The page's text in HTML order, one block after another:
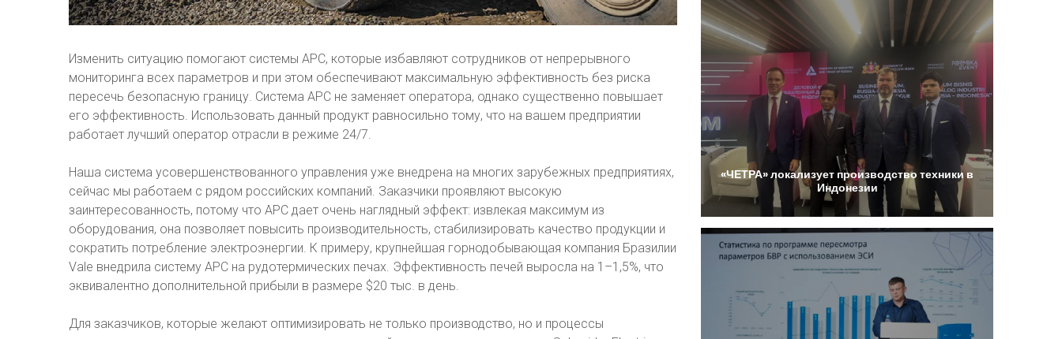
Изменить ситуацию помогают системы APC, которые избавляют сотрудников от непрерывного
мониторинга всех параметров и при этом обеспечивают максимальную эффективность без риска
пересечь безопасную границу. Система APC не заменяет оператора, однако существенно повышает
его эффективность. Использовать данный продукт равносильно тому, что на вашем предприятии
работает лучший оператор отрасли в режиме 24/7.
Наша система усовершенствованного управления уже внедрена на многих зарубежных предприятиях,
сейчас мы работаем с рядом российских компаний. Заказчики проявляют высокую
заинтересованность, потому что APC дает очень наглядный эффект: извлекая максимум из
оборудования, она позволяет повысить производительность, стабилизировать качество продукции и
сократить потребление электроэнергии. К примеру, крупнейшая горнодобывающая компания Бразилии
Vale внедрила систему АРС на рудотермических печах. Эффективность печей выросла на 1–1,5%, что
эквивалентно дополнительной прибыли в размере $20 тыс. в день.
Для заказчиков, которые желают оптимизировать не только производство, но и процессы
«ЧЕТРА»локализует производство техникив
Индонезии